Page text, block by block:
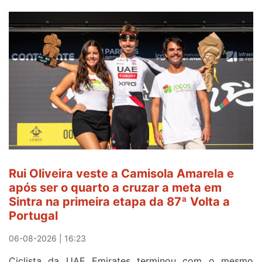
Rui Oliveira veste a Camisola Amarela e
após ser o quarto a cruzar a meta em
Sintra na primeira etapa da 87ª Volta a
Portugal
06-08-2026 | 16:23